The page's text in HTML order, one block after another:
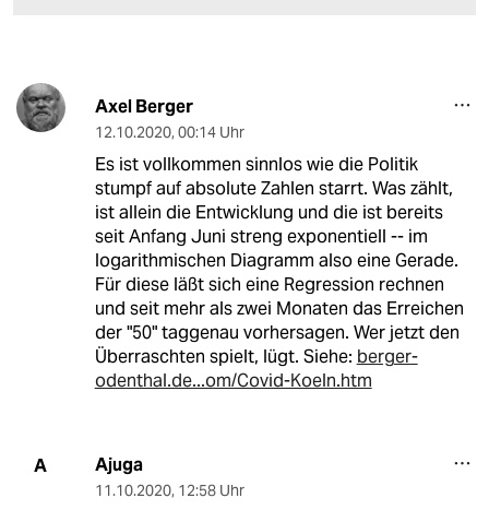
Axel Berger
12.10.2020, 00:14 Uhr
Es ist vollkommen sinnlos wie die Politik
stumpf auf absolute Zahlen starrt. Was zählt,
ist allein die Entwicklung und die ist bereits
seit Anfang Juni streng exponentiell -- im
logarithmischen Diagramm also eine Gerade.
Für diese läßt sich eine Regression rechnen
und seit mehr als zwei Monaten das Erreichen
der "50" taggenau vorhersagen. Wer jetzt den
Überraschten spielt, lügt. Siehe: berger-
odenthal.de...om/Covid-Koeln.htm
A Ajuga
11.10.2020, 12:58 Uhr